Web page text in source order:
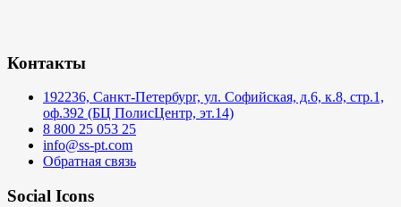
Контакты
192236, Санкт-Петербург, ул. Софийская, д.6, к.8, стр.1,
оф.392 (БЦ ПолисЦентр, эт.14)
8 800 25 053 25
info@ss-pt.com
Обратная связь
Social Icons